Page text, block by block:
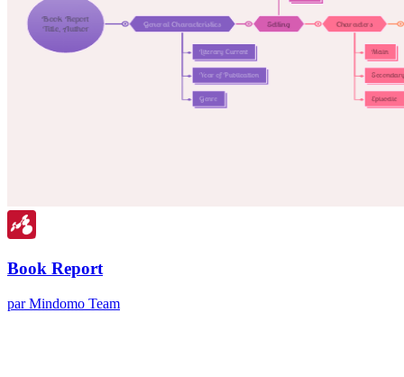
Book Report
par Mindomo Team